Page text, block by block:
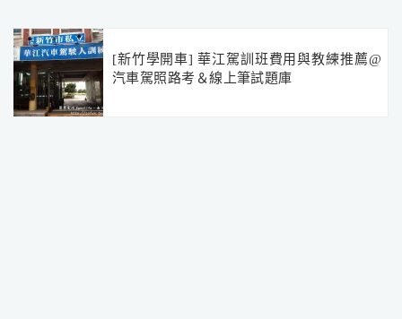
[新竹學開車] 華江駕訓班費用與教練推薦@
汽車駕照路考＆線上筆試題庫